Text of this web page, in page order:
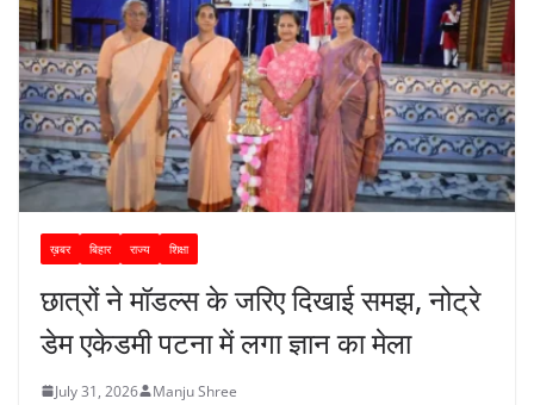
ख़बर बिहार राज्य शिक्षा
छात्रों ने मॉडल्स के जरिए दिखाई समझ, नोट्रे
डेम एकेडमी पटना में लगा ज्ञान का मेला
July 31, 2026 Manju Shree